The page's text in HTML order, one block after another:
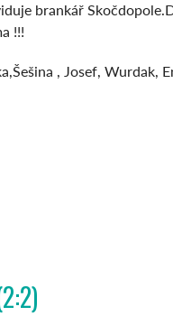
brankář
!!!
, Josef, Wurdak,